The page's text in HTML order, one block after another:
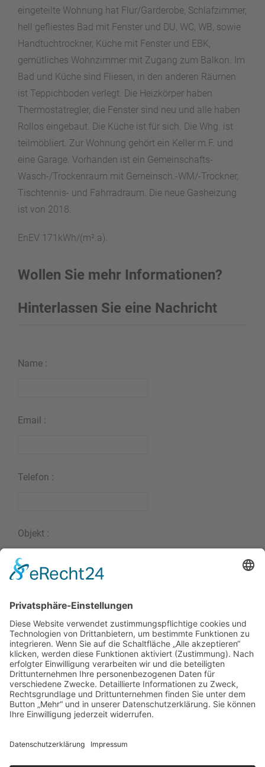
eingeteilte Wohnung hat Flur/Garderobe, Schlafzimmer,
hell gefliestes Bad mit Fenster und DU, WC, WB, sowie
Handtuchtrockner, Küche mit Fenster und EBK,
gemütliches Wohnzimmer mit Zugang zum Balkon. Im
Bad und Küche sind Fliesen, in den anderen Räumen
ist Teppichboden verlegt. Die Heizkörper haben
Thermostatregler, die Fenster sind neu und alle haben
Rollos eingebaut. Die Küche ist für sich. Die Whg. ist
teilmöbliert. Zur Wohnung gehört ein Keller m.F. und
eine Garage. Vorhanden ist ein Gemeinschafts-
Wasch-/Trockenraum mit Gemeinsch.-WM/-Trockner,
Tischtennis- und Fahrradraum. Die neue Gasheizung
ist von 2018.
EnEV 171kWh/(m².a).
Wollen Sie mehr Informationen?
Hinterlassen Sie eine Nachricht
Name :
Email :
Telefon :
Objekt :
Zurück zur Liste